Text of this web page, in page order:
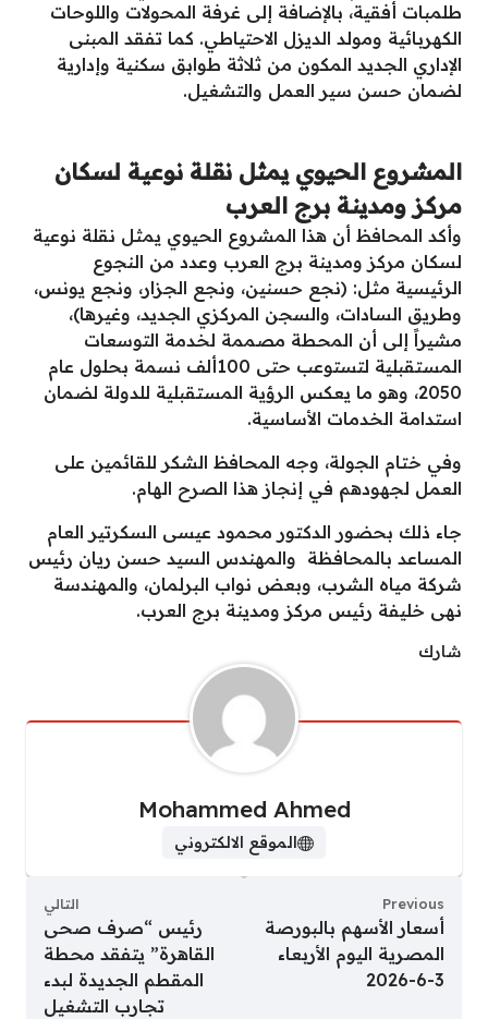
طلمبات أفقية، بالإضافة إلى غرفة المحولات واللوحات
الكهربائية ومولد الديزل الاحتياطي. كما تفقد المبنى
الإداري الجديد المكون من ثلاثة طوابق سكنية وإدارية
لضمان حسن سير العمل والتشغيل.
المشروع الحيوي يمثل نقلة نوعية لسكان
مركز ومدينة برج العرب
وأكد المحافظ أن هذا المشروع الحيوي يمثل نقلة نوعية
لسكان مركز ومدينة برج العرب وعدد من النجوع
الرئيسية مثل: (نجع حسنين، ونجع الجزار، ونجع يونس،
وطريق السادات، والسجن المركزي الجديد، وغيرها)،
مشيراً إلى أن المحطة مصممة لخدمة التوسعات
المستقبلية لتستوعب حتى 100ألف نسمة بحلول عام
2050، وهو ما يعكس الرؤية المستقبلية للدولة لضمان
استدامة الخدمات الأساسية.
وفي ختام الجولة، وجه المحافظ الشكر للقائمين على
العمل لجهودهم في إنجاز هذا الصرح الهام.
جاء ذلك بحضور الدكتور محمود عيسى السكرتير العام
المساعد بالمحافظة والمهندس السيد حسن ريان رئيس
شركة مياه الشرب، وبعض نواب البرلمان، والمهندسة
نهى خليفة رئيس مركز ومدينة برج العرب.
شارك
Mohammed Ahmed
الموقع الالكتروني
Previous
أسعار الأسهم بالبورصة
المصرية اليوم الأربعاء
3-6-2026
التالي
​رئيس “صرف صحى
القاهرة” يتفقد محطة
المقطم الجديدة لبدء
تجارب التشغيل